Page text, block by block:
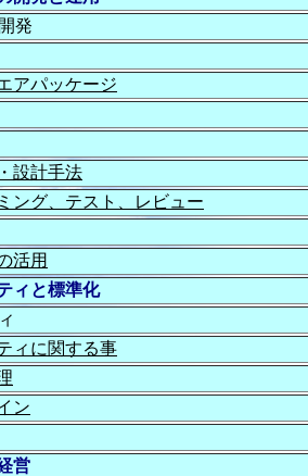
発
アパッケージ
設計手法
ング、テスト、レビュー
活用
ィと標準化
ィに関する事
ン
営